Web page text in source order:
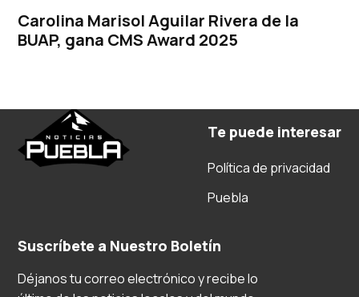
Carolina Marisol Aguilar Rivera de la
BUAP, gana CMS Award 2025
Te puede interesar
Política de privacidad
Puebla
Suscríbete a Nuestro Boletín
Déjanos tu correo electrónico y recibe lo